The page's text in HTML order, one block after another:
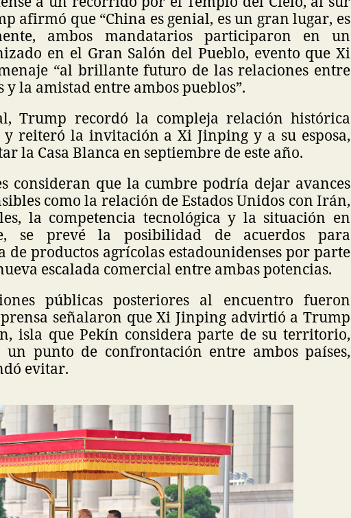
afirmó que “China es genial, es un gran lugar, es
ambos mandatarios participaron en un
en el Gran Salón del Pueblo, evento que Xi
“al brillante futuro de las relaciones entre
y la amistad entre ambos pueblos”.
Trump recordó la compleja relación histórica
y reiteró la invitación a Xi Jinping y a su esposa,
la Casa Blanca en septiembre de este año.
consideran que la cumbre podría dejar avances
como la relación de Estados Unidos con Irán,
la competencia tecnológica y la situación en
se prevé la posibilidad de acuerdos para
productos agrícolas estadounidenses por parte
escalada comercial entre ambas potencias.
públicas posteriores al encuentro fueron
señalaron que Xi Jinping advirtió a Trump
isla que Pekín considera parte de su territorio,
punto de confrontación entre ambos países,
evitar.